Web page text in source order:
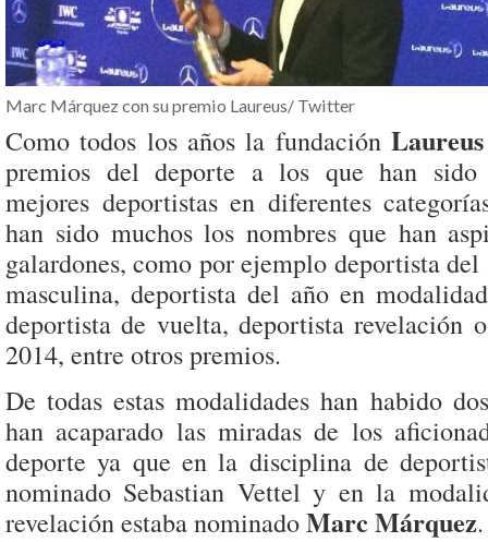
Marc Márquez con su premio Laureus/ Twitter
Como todos los años la fundación Laureus
premios del deporte a los que han sido
mejores deportistas en diferentes
han sido muchos los nombres que han
galardones, como por ejemplo deportista
masculina, deportista del año en
deportista de vuelta, deportista revelación
2014, entre otros premios.
De todas estas modalidades han habido
han acaparado las miradas de los
deporte ya que en la disciplina de
nominado Sebastian Vettel y en la
revelación estaba nominadoMarc Márquez.